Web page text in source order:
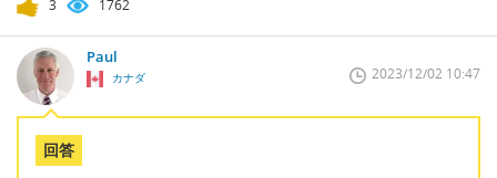
3 1762
Paul
カナダ 2023/12/02 10:47
回答